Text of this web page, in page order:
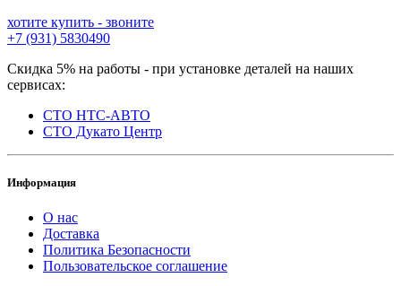
хотите купить - звоните
+7 (931) 5830490
Скидка 5% на работы - при установке деталей на наших
сервисах:
СТО НТС-АВТО
СТО Дукато Центр
Информация
О нас
Доставка
Политика Безопасности
Пользовательское соглашение